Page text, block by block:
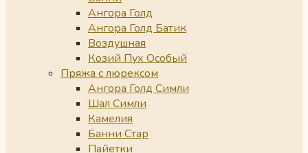
Ангора Голд
Ангора Голд Батик
Воздушная
Козий Пух Особый
Пряжа с люрексом
Ангора Голд Симли
Шал Симли
Камелия
Банни Стар
Пайетки